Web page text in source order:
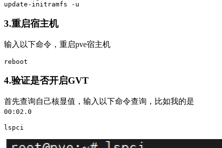
update-initramfs -u
3.重启宿主机
输入以下命令，重启pve宿主机
reboot
4.验证是否开启GVT
首先查询自己核显值，输入以下命令查询，比如我的是
00:02.0
lspci